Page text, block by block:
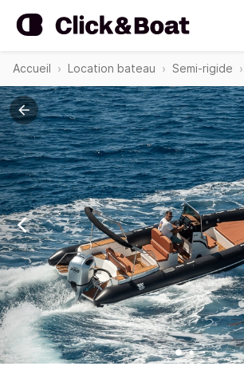
Accueil Location bateau Semi-rigide